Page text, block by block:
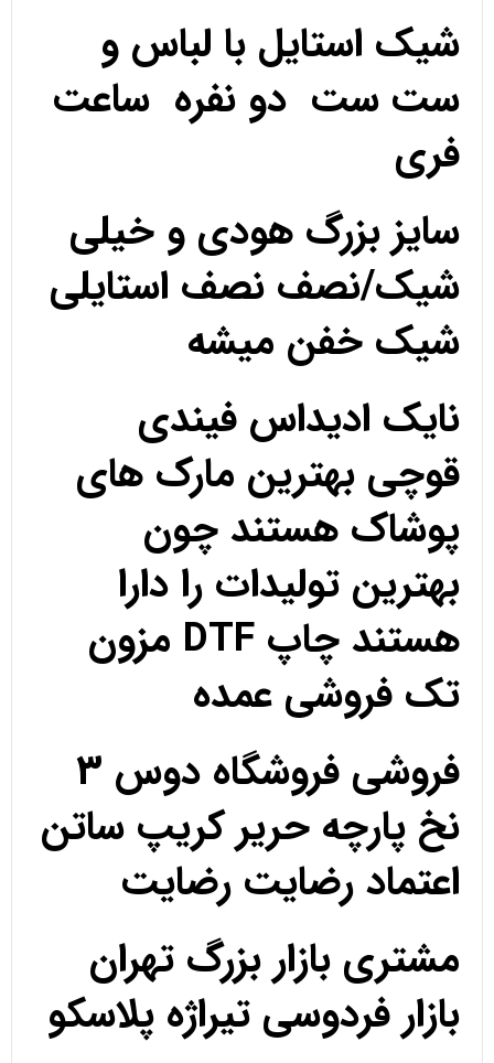
شیک استایل با لباس و
ست ست دو نفره ساعت
فری
سایز بزرگ هودی و خیلی
شیک/نصف نصف استایلی
شیک خفن میشه
نایک ادیداس فیندی
قوچی بهترین مارک های
پوشاک هستند چون
بهترین تولیدات را دارا
هستند چاپ DTF مزون
تک فروشی عمده
فروشی فروشگاه دوس 3
نخ پارچه حریر کریپ ساتن
اعتماد رضایت رضایت
مشتری بازار بزرگ تهران
بازار فردوسی تیراژه پلاسکو